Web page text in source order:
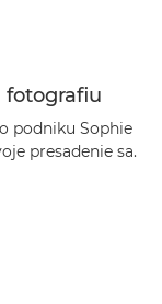
fotografiu
podniku Sophie
presadenie sa.